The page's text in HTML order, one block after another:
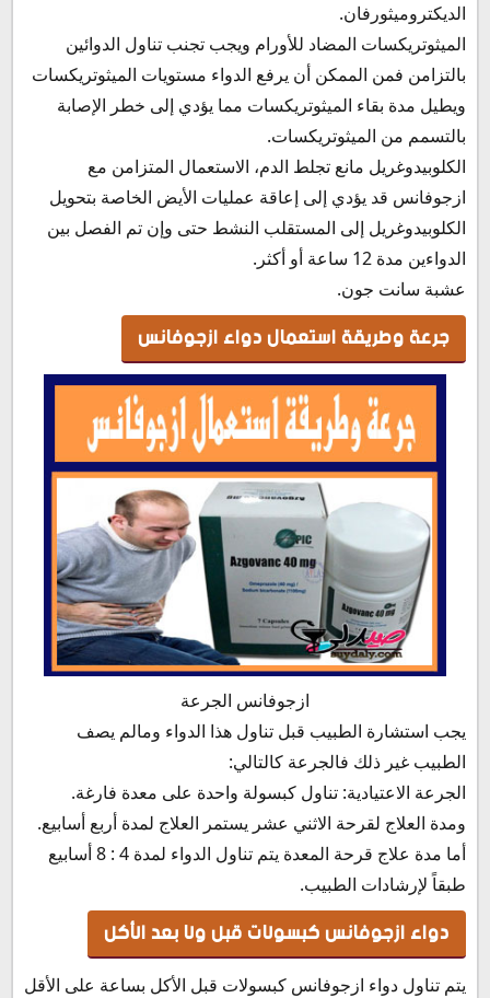
الديكتروميثورفان.
الميثوتريكسات المضاد للأورام ويجب تجنب تناول الدوائين
بالتزامن فمن الممكن أن يرفع الدواء مستويات الميثوتريكسات
ويطيل مدة بقاء الميثوتريكسات مما يؤدي إلى خطر الإصابة
بالتسمم من الميثوتريكسات.
الكلوبيدوغريل مانع تجلط الدم، الاستعمال المتزامن مع
ازجوفانس قد يؤدي إلى إعاقة عمليات الأيض الخاصة بتحويل
الكلوبيدوغريل إلى المستقلب النشط حتى وإن تم الفصل بين
الدواءين مدة 12 ساعة أو أكثر.
عشبة سانت جون.
جرعة وطريقة استعمال دواء ازجوفانس
ازجوفانس الجرعة
يجب استشارة الطبيب قبل تناول هذا الدواء ومالم يصف
الطبيب غير ذلك فالجرعة كالتالي:
الجرعة الاعتيادية: تناول كبسولة واحدة على معدة فارغة.
ومدة العلاج لقرحة الاثني عشر يستمر العلاج لمدة أربع أسابيع.
أما مدة علاج قرحة المعدة يتم تناول الدواء لمدة 4 : 8 أسابيع
طبقاً لإرشادات الطبيب.
دواء ازجوفانس كبسولات قبل ولا بعد الأكل
يتم تناول دواء ازجوفانس كبسولات قبل الأكل بساعة على الأقل